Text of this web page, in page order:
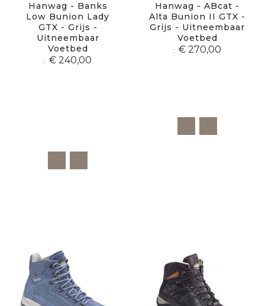
Hanwag - Banks
Low Bunion Lady
GTX - Grijs -
Uitneembaar
Voetbed
€ 240,00
Hanwag - ABcat -
Alta Bunion II GTX -
Grijs - Uitneembaar
Voetbed
€ 270,00